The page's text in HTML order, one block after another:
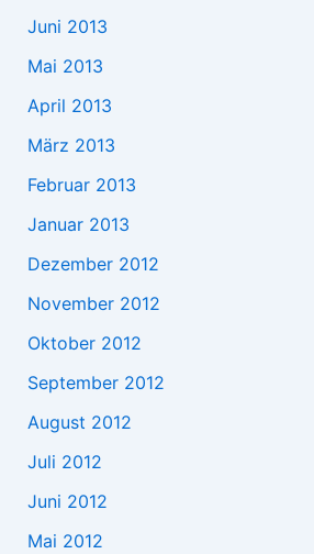
Juni 2013
Mai 2013
April 2013
März 2013
Februar 2013
Januar 2013
Dezember 2012
November 2012
Oktober 2012
September 2012
August 2012
Juli 2012
Juni 2012
Mai 2012